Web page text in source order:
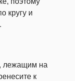
кругу и
лежащим на
к